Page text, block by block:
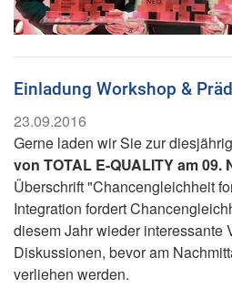
Einladung Workshop &
23.09.2016
Gerne laden wir Sie zur
von TOTAL E-QUALITY am 09.
Überschrift "Chancengleichheit
Integration fordert
diesem Jahr wieder interessante
Diskussionen, bevor am
verliehen werden.